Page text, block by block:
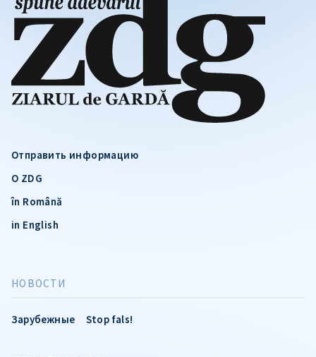
Отправить информацию
О ZDG
în Română
in English
НОВОСТИ
Зарубежные Stop fals!